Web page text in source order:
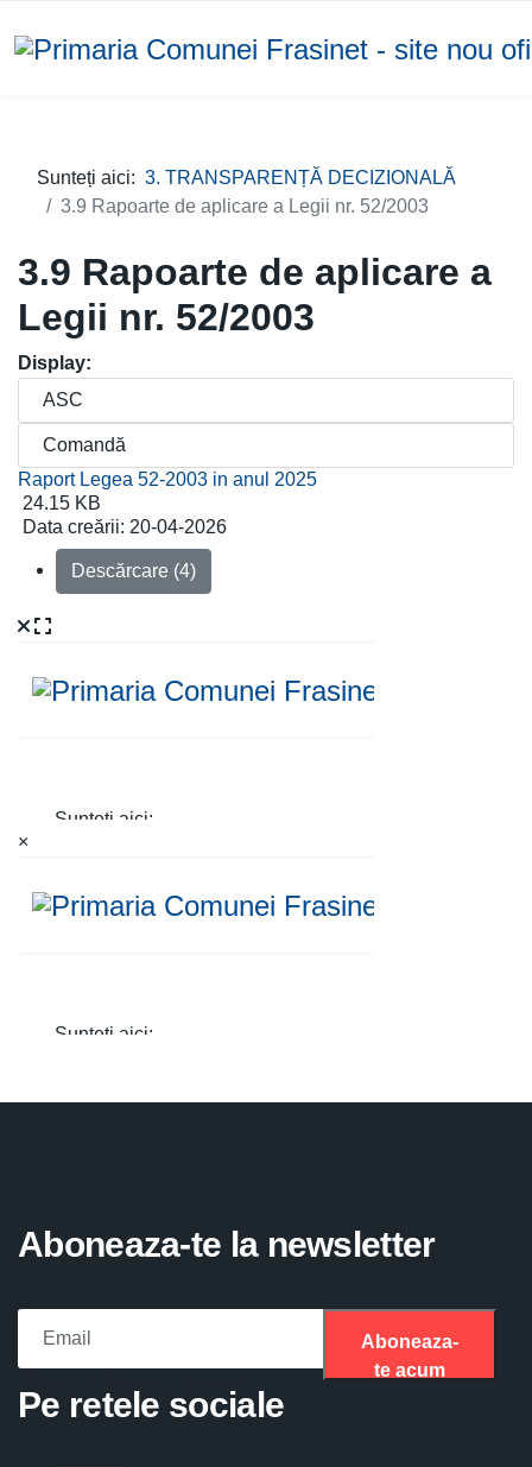
Sunteți aici: 3. TRANSPARENȚĂ DECIZIONALĂ
3.9 Rapoarte de aplicare a Legii nr. 52/2003
3.9 Rapoarte de aplicare a
Legii nr. 52/2003
Display:
Raport Legea 52-2003 in anul 2025
24.15 KB
Data creării: 20-04-2026
Descărcare (4)
×
Aboneaza-te la newsletter
Aboneaza-
te acum
Pe retele sociale